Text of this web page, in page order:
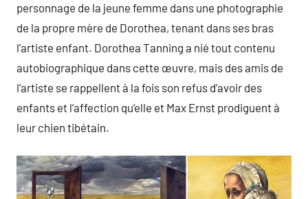
personnage de la jeune femme dans une photographie
de la propre mère de Dorothea, tenant dans ses bras
l’artiste enfant. Dorothea Tanning a nié tout contenu
autobiographique dans cette œuvre, mais des amis de
l’artiste se rappellent à la fois son refus d’avoir des
enfants et l’affection qu’elle et Max Ernst prodiguent à
leur chien tibétain.